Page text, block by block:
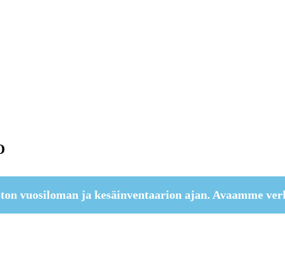
vuosiloman ja kesäinventaarion ajan. Avaamme